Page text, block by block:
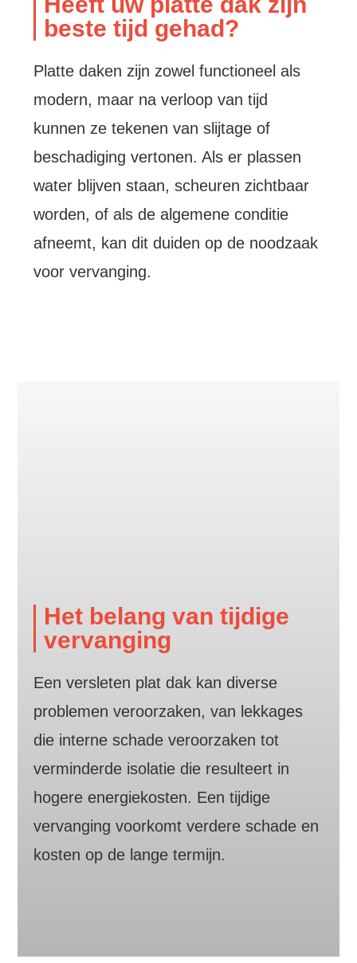
beste tijd gehad?
Platte daken zijn zowel functioneel als
modern, maar na verloop van tijd
kunnen ze tekenen van slijtage of
beschadiging vertonen. Als er plassen
water blijven staan, scheuren zichtbaar
worden, of als de algemene conditie
afneemt, kan dit duiden op de noodzaak
voor vervanging.
Het belang van tijdige
vervanging
Een versleten plat dak kan diverse
problemen veroorzaken, van lekkages
die interne schade veroorzaken tot
verminderde isolatie die resulteert in
hogere energiekosten. Een tijdige
vervanging voorkomt verdere schade en
kosten op de lange termijn.